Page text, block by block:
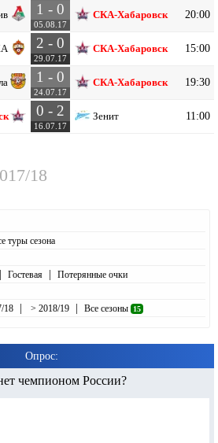
1 - 0
05.08.17
СКА-Хабаровск 20:00
2 - 0
29.07.17
СКА-Хабаровск 15:00
1 - 0
24.07.17
СКА-Хабаровск 19:30
0 - 2
16.07.17
Зенит 11:00
18
туры сезона
| Гостевая | Потерянные очки
18 | > 2018/19 | Все сезоны 15
Опрос:
чемпионом России?